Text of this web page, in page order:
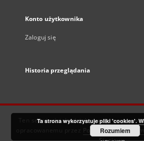
Konto użytkownika
Zaloguj się
Historia przeglądania
Ten serwis działa dzięki
Poznańskie
Ta strona wykorzystuje pliki 'cookies'.
Rozumiem